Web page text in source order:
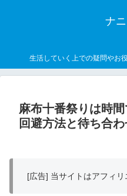
ナニ
生活していく上での疑問やお
麻布十番祭りは時
回避方法と待ち合わ
[広告] 当サイトはアフィリ